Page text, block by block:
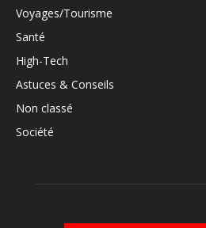
Voyages/Tourisme
Santé
High-Tech
Astuces & Conseils
Non classé
Société